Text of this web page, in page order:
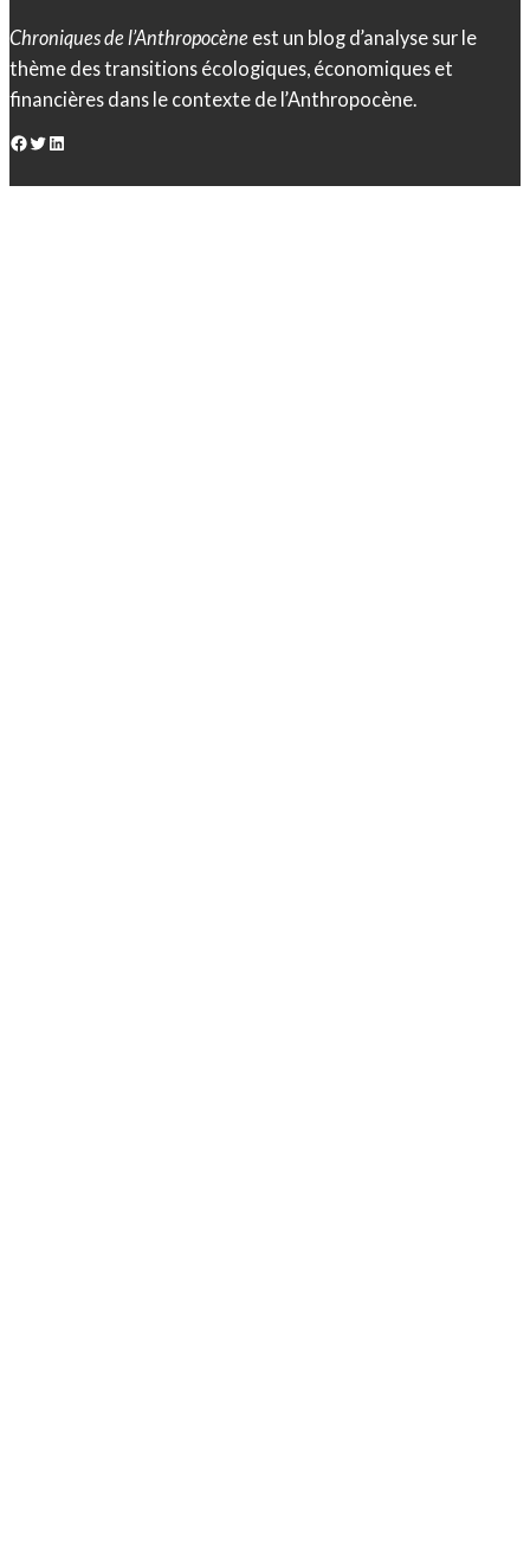
Chroniques de l’Anthropocène est un blog d’analyse sur le
thème des transitions écologiques, économiques et
financières dans le contexte de l’Anthropocène.
Facebook Twitter LinkedIn